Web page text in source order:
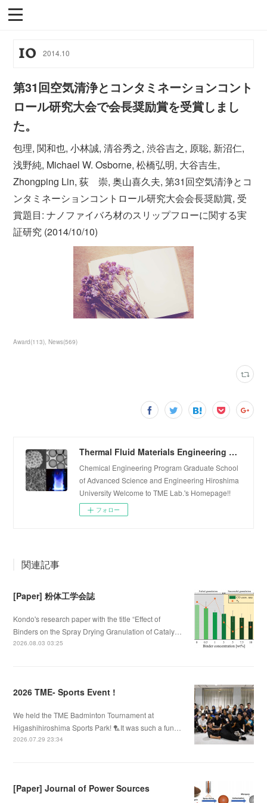
10 2014.10
第31回空気清浄とコンタミネーションコント
ロール研究大会で会長奨励賞を受賞しまし
た。
包理, 関和也, 小林誠, 清谷秀之, 渋谷吉之, 原聡, 新沼仁,
浅野純, Michael W. Osborne, 松橋弘明, 大谷吉生,
Zhongping Lin, 荻 崇, 奥山喜久夫, 第31回空気清浄とコ
ンタミネーションコントロール研究大会会長奨励賞, 受
賞題目: ナノファイバろ材のスリップフローに関する実
証研究 (2014/10/10)
Award(113) News(569)
Thermal Fluid Materials Engineering Laboratory
Chemical Engineering Program Graduate School
of Advanced Science and Engineering Hiroshima
University Welcome to TME Lab.'s Homepage!!
フォロー
関連記事
[Paper] 粉体工学会誌
Kondo's research paper with the title “Effect of
Binders on the Spray Drying Granulation of Cataly…
2026.08.03 03:25
2026 TME- Sports Event !
We held the TME Badminton Tournament at
Higashihiroshima Sports Park! 🏸It was such a fun…
2026.07.29 23:34
[Paper] Journal of Power Sources